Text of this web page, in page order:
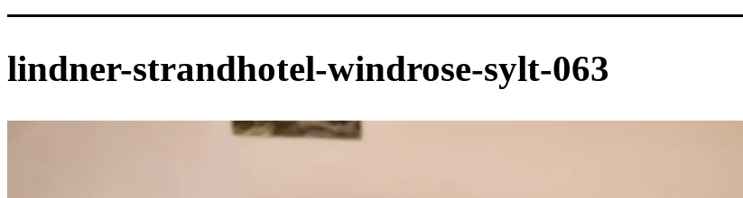
lindner-strandhotel-windrose-sylt-063